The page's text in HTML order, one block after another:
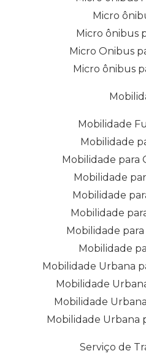
Micro
Micro ônibus
Micro Onibus
Micro ônibus
Mobilidade
Mobilidade
Mobilidade para
Mobilidade
Mobilidade
Mobilidade
Mobilidade
Mobilidade
Mobilidade Urbana
Mobilidade
Mobilidade
Mobilidade Urbana
Serviço de